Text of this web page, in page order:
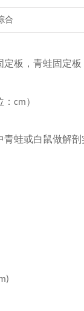
合
板，青蛙固定
cm）
蛙或白鼠做解剖